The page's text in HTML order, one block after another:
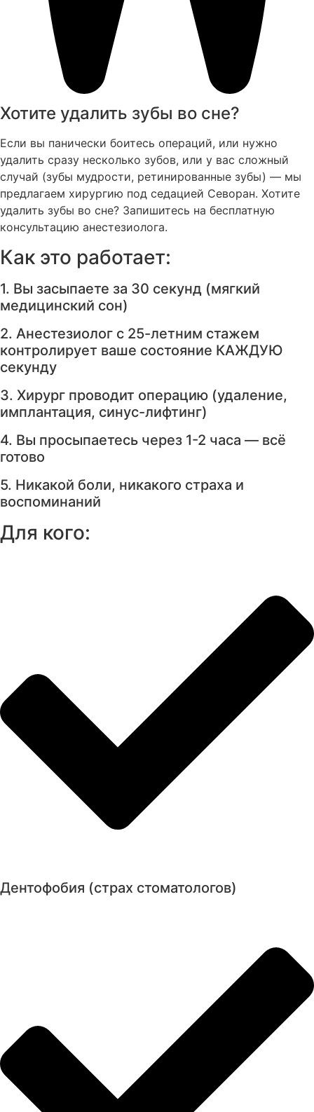
Хотите удалить зубы во сне?
Если вы панически боитесь операций, или нужно
удалить сразу несколько зубов, или у вас сложный
случай (зубы мудрости, ретинированные зубы) — мы
предлагаем хирургию под седацией Севоран. Хотите
удалить зубы во сне? Запишитесь на бесплатную
консультацию анестезиолога.
Как это работает:
1. Вы засыпаете за 30 секунд (мягкий
медицинский сон)
2. Анестезиолог с 25-летним стажем
контролирует ваше состояние КАЖДУЮ
секунду
3. Хирург проводит операцию (удаление,
имплантация, синус-лифтинг)
4. Вы просыпаетесь через 1-2 часа — всё
готово
5. Никакой боли, никакого страха и
воспоминаний
Для кого:
Дентофобия (страх стоматологов)